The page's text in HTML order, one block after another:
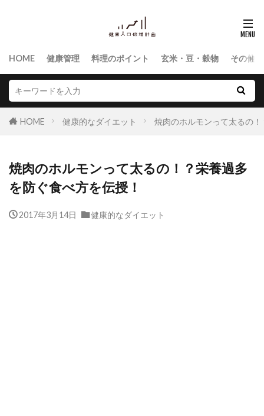
HOME 健康管理 料理のポイント 玄米・豆・穀物 その他
HOME 健康的なダイエット 焼肉のホルモンって太るの
焼肉のホルモンって太るの！？栄養過多
を防ぐ食べ方を伝授！
2017年3月14日 健康的なダイエット